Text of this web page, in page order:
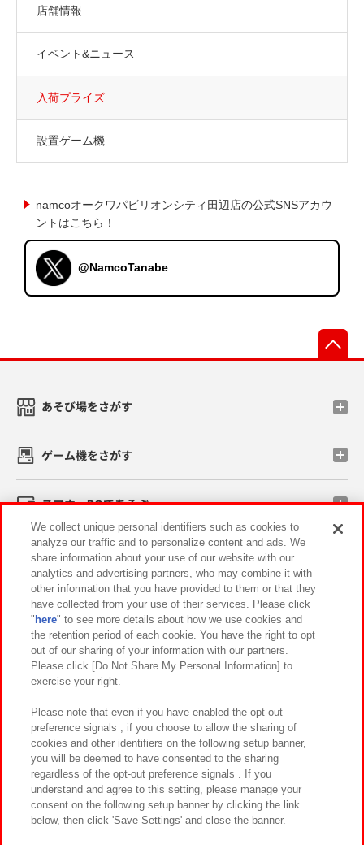
店舗情報
イベント&ニュース
入荷プライズ
設置ゲーム機
namcoオークワパビリオンシティ田辺店の公式SNSアカウ
ントはこちら！
@NamcoTanabe
あそび場をさがす
ゲーム機をさがす
スマホ・PCであそぶ
イベント・キャンペーン
関連会社 サステナビリティ サイトポリシー
プライバシーポリシー ウェブアクセシビリティ方針と検証結果
お取引先さまとともに
カスタマーハラスメント対応方針 よくあるご質問・お問い合わせ
©Bandai Namco Amusement Inc.
We collect unique personal identifiers such as cookies to
analyze our traffic and to personalize content and ads. We
share information about your use of our website with our
analytics and advertising partners, who may combine it with
other information that you have provided to them or that they
have collected from your use of their services. Please click
" here" to see more details about how we use cookies and
the retention period of each cookie. You have the right to opt
out of our sharing of your information with our partners.
Please click [Do Not Share My Personal Information] to
exercise your right.
Please note that even if you have enabled the opt-out
preference signals , if you choose to allow the sharing of
cookies and other identifiers on the following setup banner,
you will be deemed to have consented to the sharing
regardless of the opt-out preference signals . If you
understand and agree to this setting, please manage your
consent on the following setup banner by clicking the link
below, then click 'Save Settings' and close the banner.